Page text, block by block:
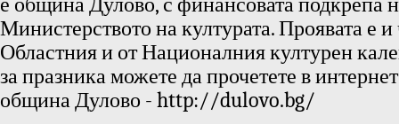
е община Дулово, с финансовата подкрепа
Министерството на културата. Проявата е и
Областния и от Националния културен
за празника можете да прочетете в
община Дулово - http://dulovo.bg/